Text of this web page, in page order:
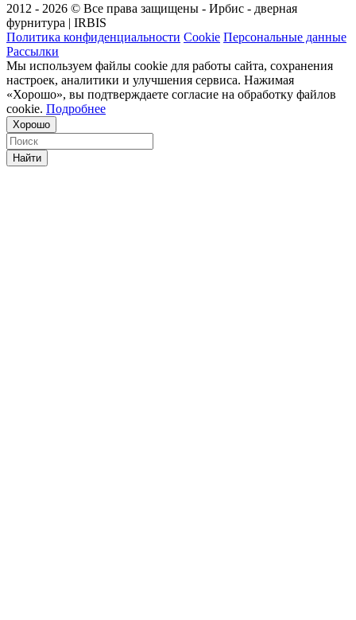
2012 - 2026 © Все права защищены - Ирбис - дверная
фурнитура | IRBIS
Политика конфиденциальности Cookie Персональные данные
Рассылки
Мы используем файлы cookie для работы сайта, сохранения
настроек, аналитики и улучшения сервиса. Нажимая
«Хорошо», вы подтверждаете согласие на обработку файлов
cookie. Подробнее
Хорошо
Найти